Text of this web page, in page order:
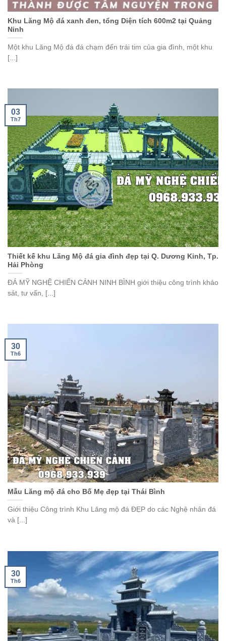
Khu Lăng Mộ đá xanh đen, tổng Diện tích 600m2 tại Quảng
Ninh
Một khu Lăng Mộ đá đá chạm đến trái tim của gia đình, một khu
[...]
Thiết kế khu Lăng Mộ đá gia đình đẹp tại Q. Dương Kinh, Tp.
Hải Phòng
ĐÁ MỸ NGHỆ CHIẾN CẢNH NINH BÌNH giới thiệu công trình khảo
sát, tư vấn, [...]
03
Th7
Mẫu Lăng mộ đá cho Bố Mẹ đẹp tại Thái Bình
Giới thiệu Công trình Khu Lăng mộ đá ĐẸP do các Nghệ nhân đá
và [...]
30
Th6
30
Th6